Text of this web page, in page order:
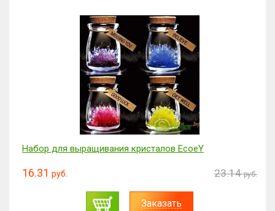
Набор для выращивания кристалов EcoeY
16.31 руб. 23.14 руб.
Заказать